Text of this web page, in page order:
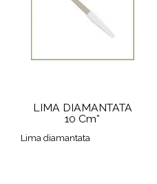
LIMA DIAMANTATA
10 Cm*
Lima diamantata